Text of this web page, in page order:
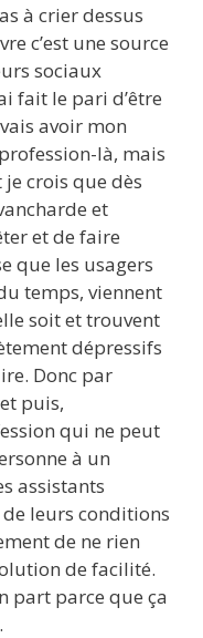
à crier dessus
c’est une source
sociaux
fait le pari d’être
avoir mon
là, mais
je crois que dès
et
et de faire
que les usagers
temps, viennent
soit et trouvent
dépressifs
Donc par
puis,
qui ne peut
à un
assistants
leurs conditions
de ne rien
de facilité.
part parce que ça